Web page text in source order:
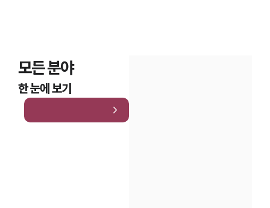
모든 분야
한 눈에 보기